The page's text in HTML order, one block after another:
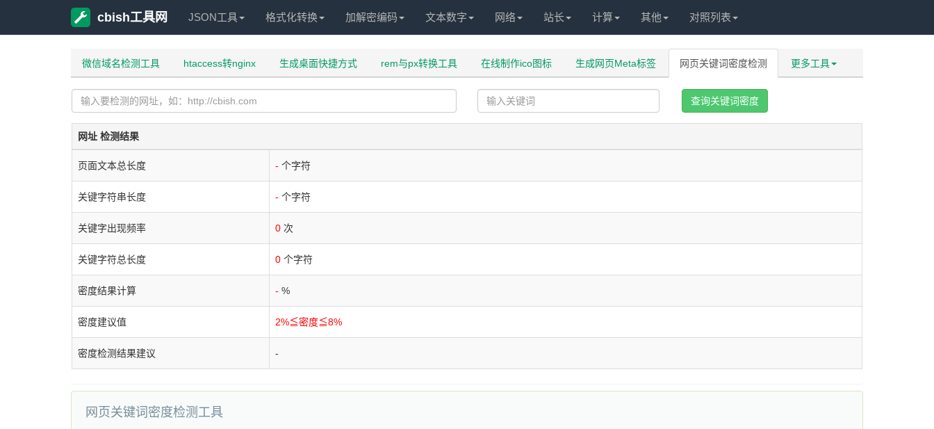
cbish工具网 JSON工具 格式化转换 加解密编码 文本数字 网络 站长 计算 其他 对照列表
微信域名检测工具 htaccess转nginx 生成桌面快捷方式 rem与px转换工具 在线制作ico图标 生成网页Meta标签 网页关键词密度检测 更多工具
查询关键词密度
网址 检测结果
页面文本总长度 - 个字符
关键字符串长度 - 个字符
关键字出现频率 0 次
关键字符总长度 0 个字符
密度结果计算 - %
密度建议值 2%≦密度≦8%
密度检测结果建议 -
网页关键词密度检测工具